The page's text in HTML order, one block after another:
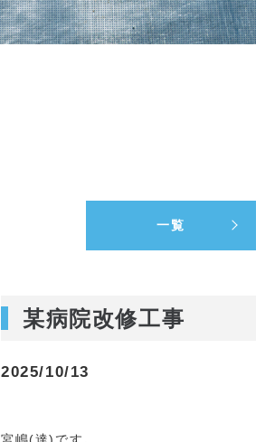
一覧
某病院改修工事
2025/10/13